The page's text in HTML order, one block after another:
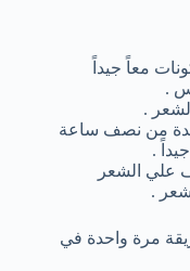
معاً جيداً
.
.
من نصف ساعة
.
علي الشعر
.
مرة واحدة في